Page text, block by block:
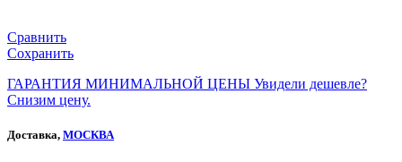
Сравнить
Сохранить
ГАРАНТИЯ МИНИМАЛЬНОЙ ЦЕНЫ Увидели дешевле?
Снизим цену.
Доставка, МОСКВА